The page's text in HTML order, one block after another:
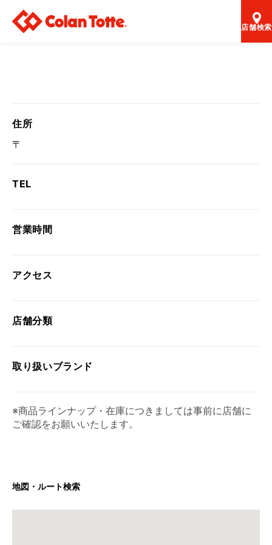
店舗検索
住所
〒
TEL
営業時間
アクセス
店舗分類
取り扱いブランド
※商品ラインナップ・在庫につきましては事前に店舗に
ご確認をお願いいたします。
地図・ルート検索